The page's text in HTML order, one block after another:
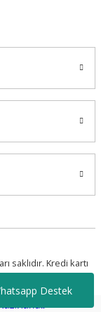
Destek
saklıdır. Kredi kartı